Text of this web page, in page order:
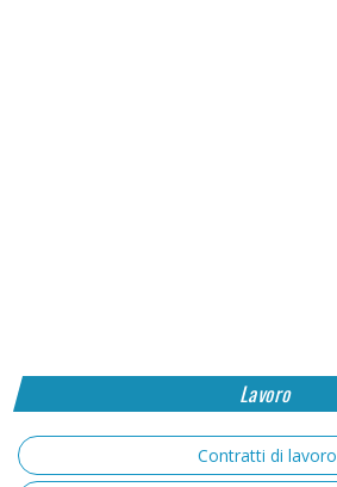
Lavoro
Contratti di lavoro